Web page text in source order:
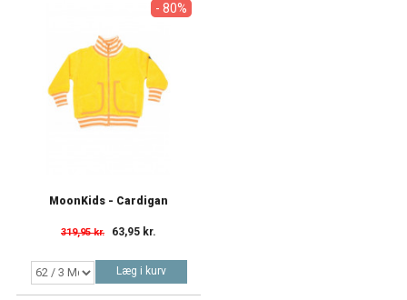
- 80%
MoonKids - Cardigan
319,95 kr. 63,95 kr.
Læg i kurv